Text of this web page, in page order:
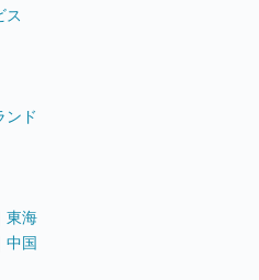
ス
ンド
東海
中国